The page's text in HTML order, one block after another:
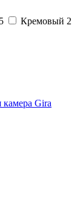
5 Кремовый 2
Gira